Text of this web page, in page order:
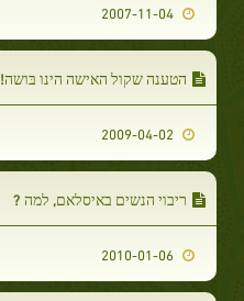
הטענה שקול האישה הינו בּושה!
ריבוי הנשים באיסלאם, למה ?